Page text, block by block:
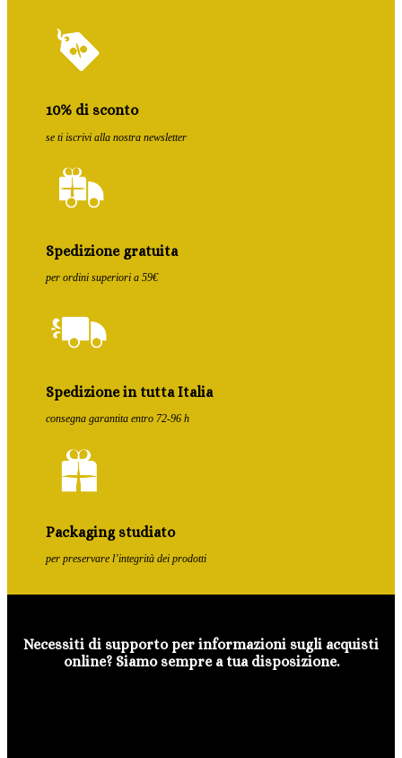
10% di sconto
se ti iscrivi alla nostra newsletter
Spedizione gratuita
per ordini superiori a 59€
Spedizione in tutta Italia
consegna garantita entro 72-96 h
Packaging studiato
per preservare l’integrità dei prodotti
Necessiti di supporto per informazioni sugli acquisti
online? Siamo sempre a tua disposizione.